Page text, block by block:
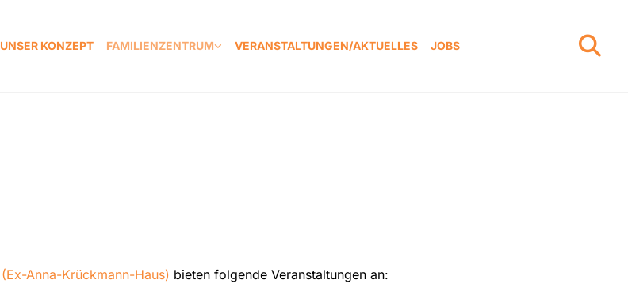
UNSER KONZEPT FAMILIENZENTRUM VERANSTALTUNGEN/AKTUELLES JOBS
(Ex-Anna-Krückmann-Haus) bieten folgende Veranstaltungen an: